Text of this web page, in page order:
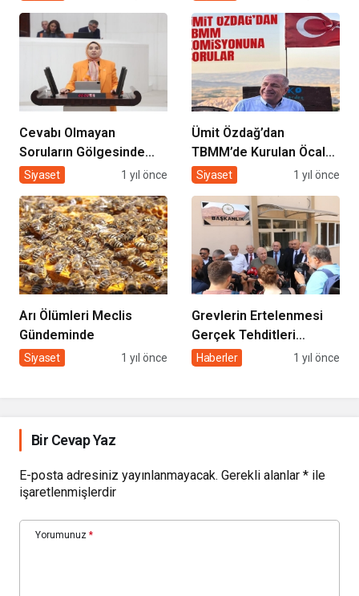
Cevabı Olmayan
Soruların Gölgesinde
Şeffaflık Olmaz!
Siyaset 1 yıl önce
Ümit Özdağ’dan
TBMM’de Kurulan Öcalan
Komisyonuna Sert
Siyaset 1 yıl önce
Arı Ölümleri Meclis
Gündeminde
Siyaset 1 yıl önce
Grevlerin Ertelenmesi
Gerçek Tehditleri
Gizleyemez
Haberler 1 yıl önce
Bir Cevap Yaz
E-posta adresiniz yayınlanmayacak. Gerekli alanlar * ile
işaretlenmişlerdir
Yorumunuz *